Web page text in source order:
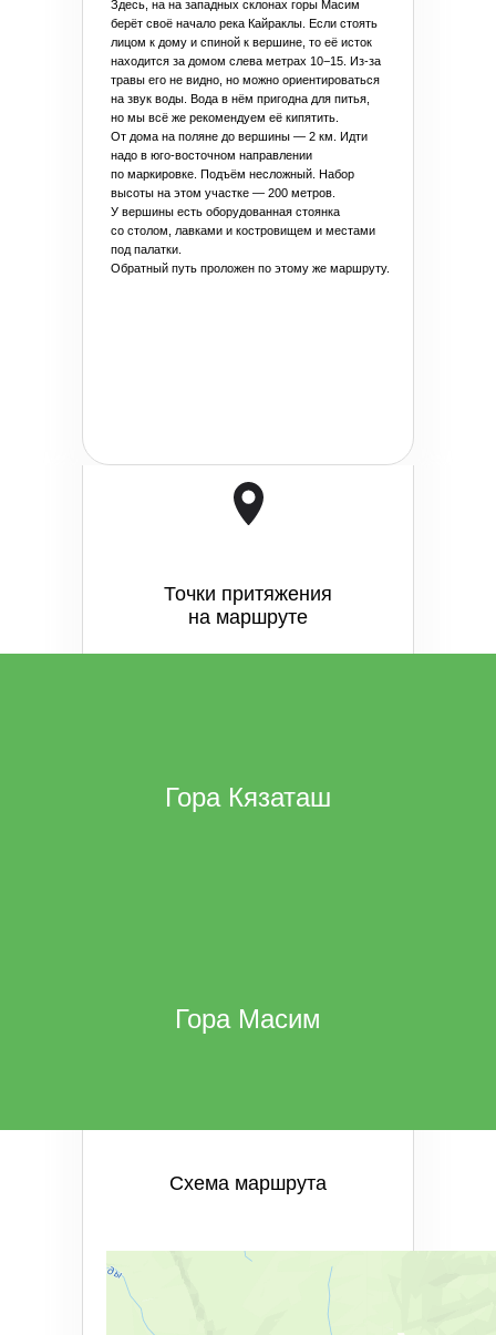
Здесь, на на западных склонах горы Масим
берёт своё начало река Кайраклы. Если стоять
лицом к дому и спиной к вершине, то её исток
находится за домом слева метрах 10−15. Из-за
травы его не видно, но можно ориентироваться
на звук воды. Вода в нём пригодна для питья,
но мы всё же рекомендуем её кипятить.
От дома на поляне до вершины — 2 км. Идти
надо в юго-восточном направлении
по маркировке. Подъём несложный. Набор
высоты на этом участке — 200 метров.
У вершины есть оборудованная стоянка
со столом, лавками и костровищем и местами
под палатки.
Обратный путь проложен по этому же маршруту.
Точки притяжения
на маршруте
Гора Кязаташ
Гора Масим
Схема маршрута